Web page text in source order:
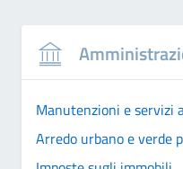
Manutenzioni e servizi
Arredo urbano e verde